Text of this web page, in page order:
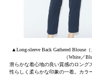
▲Long-sleeve Back Gathered
（White／
滑らかな着心地の良い質感のロング
性らしく柔らかな印象の一着。カラ